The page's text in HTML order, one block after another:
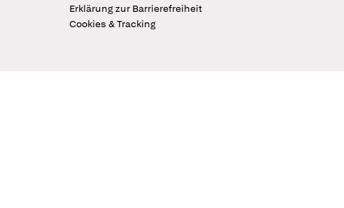
Erklärung zur Barrierefreiheit
Cookies & Tracking